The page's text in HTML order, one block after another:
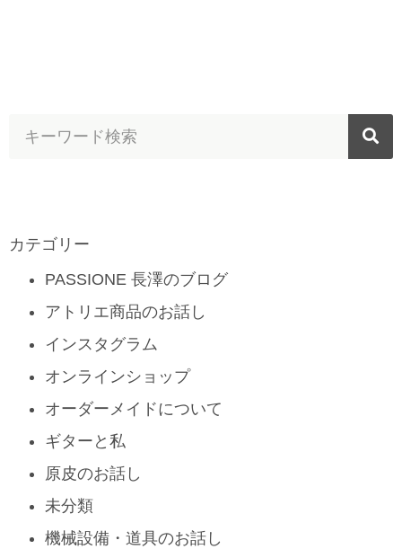
カテゴリー
PASSIONE 長澤のブログ
アトリエ商品のお話し
インスタグラム
オンラインショップ
オーダーメイドについて
ギターと私
原皮のお話し
未分類
機械設備・道具のお話し